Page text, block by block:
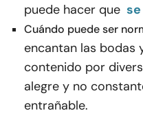
puede hacer que
Cuándo puede ser
encantan las bodas
contenido por
alegre y no
entrañable.